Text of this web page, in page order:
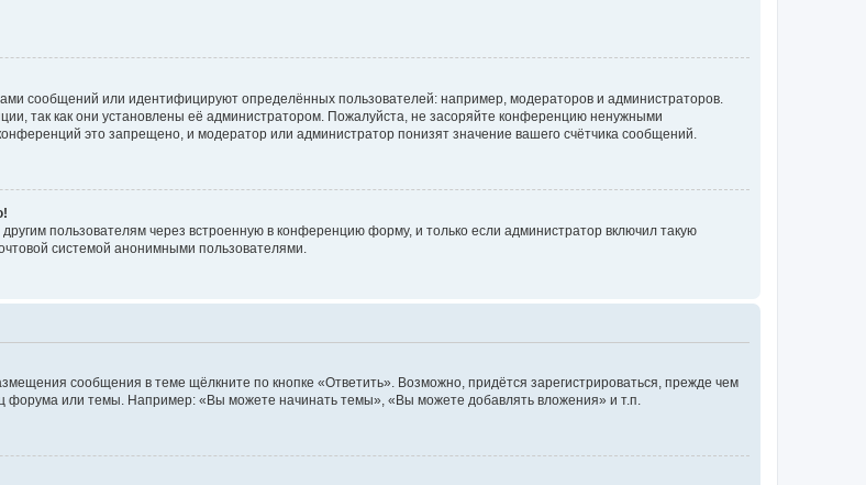
сообщений или идентифицируют определённых пользователей: например, модераторов и администраторов.
так как они установлены её администратором. Пожалуйста, не засоряйте конференцию ненужными
это запрещено, и модератор или администратор понизят значение вашего счётчика сообщений.
пользователям через встроенную в конференцию форму, и только если администратор включил такую
системой анонимными пользователями.
сообщения в теме щёлкните по кнопке «Ответить». Возможно, придётся зарегистрироваться, прежде чем
форума или темы. Например: «Вы можете начинать темы», «Вы можете добавлять вложения» и т.п.